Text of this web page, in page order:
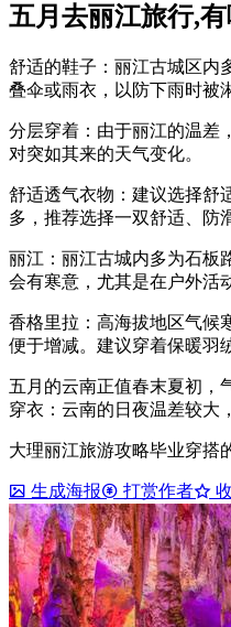
五月去丽江旅行,
舒适的鞋子：丽江古城区内
叠伞或雨衣，以防下雨时被
分层穿着：由于丽江的温差
对突如其来的天气变化。
舒适透气衣物：建议选择舒
多，推荐选择一双舒适、防
丽江：丽江古城内多为石板
会有寒意，尤其是在户外活
香格里拉：高海拔地区气候
便于增减。建议穿着保暖羽
五月的云南正值春末夏初，
穿衣：云南的日夜温差较大
大理丽江旅游攻略毕业穿搭
生成海报 打赏作者